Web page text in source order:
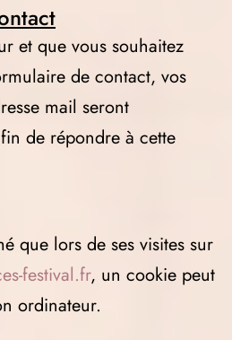
et que vous souhaitez
de contact, vos
mail seront
de répondre à cette
que lors de ses visites sur
festival.fr, un cookie peut
ordinateur.